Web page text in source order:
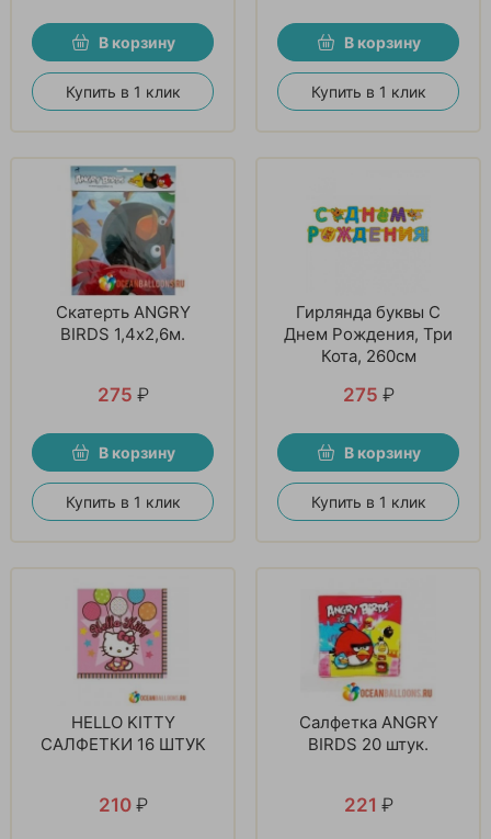
В корзину
Купить в 1 клик
В корзину
Купить в 1 клик
Скатерть ANGRY
BIRDS 1,4х2,6м.
275 ₽
В корзину
Купить в 1 клик
Гирлянда буквы С
Днем Рождения, Три
Кота, 260см
275 ₽
В корзину
Купить в 1 клик
HELLO KITTY
САЛФЕТКИ 16 ШТУК
210 ₽
Салфетка ANGRY
BIRDS 20 штук.
221 ₽